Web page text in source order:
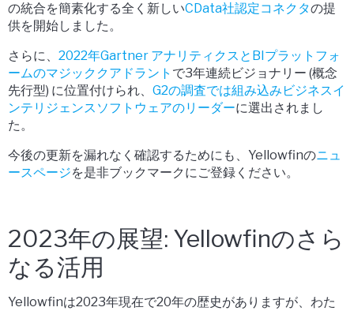
の統合を簡素化する全く新しいCData社認定コネクタの提
供を開始しました。
さらに、 2022年Gartner アナリティクスとBIプラットフォ
ームのマジッククアドラント で3年連続ビジョナリー (概念
先行型) に位置付けられ、 G2の調査では組み込みビジネスイ
ンテリジェンスソフトウェアのリーダーに選出されまし
た。
今後の更新を漏れなく確認するためにも、Yellowfinのニュ
ースページを是非ブックマークにご登録ください。
2023年の展望: Yellowfinのさら
なる活用
Yellowfinは2023年現在で20年の歴史がありますが、わた